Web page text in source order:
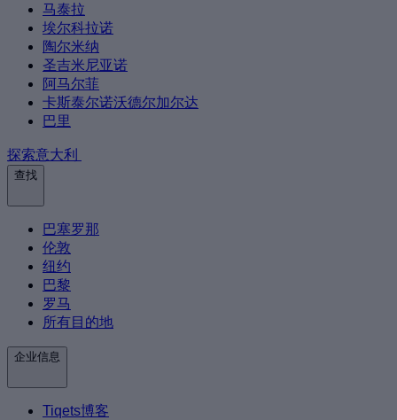
马泰拉
埃尔科拉诺
陶尔米纳
圣吉米尼亚诺
阿马尔菲
卡斯泰尔诺沃德尔加尔达
巴里
探索意大利
查找
巴塞罗那
伦敦
纽约
巴黎
罗马
所有目的地
企业信息
Tiqets博客